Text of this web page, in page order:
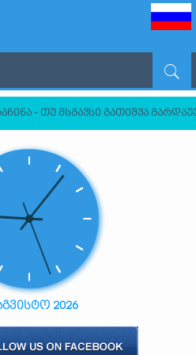
- თუ მსგავსი გათიშვა
2026